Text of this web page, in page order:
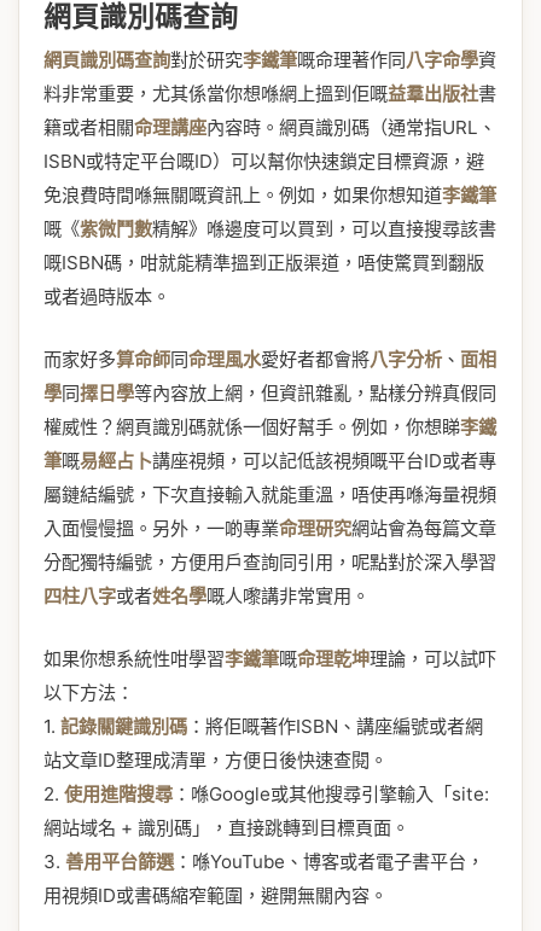
網頁識別碼查詢
網頁識別碼查詢對於研究李鐵筆嘅命理著作同八字命學資
料非常重要，尤其係當你想喺網上搵到佢嘅益羣出版社書
籍或者相關命理講座內容時。網頁識別碼（通常指URL、
ISBN或特定平台嘅ID）可以幫你快速鎖定目標資源，避
免浪費時間喺無關嘅資訊上。例如，如果你想知道李鐵筆
嘅《紫微鬥數精解》喺邊度可以買到，可以直接搜尋該書
嘅ISBN碼，咁就能精準搵到正版渠道，唔使驚買到翻版
或者過時版本。
而家好多算命師同命理風水愛好者都會將八字分析 、 面相
學同擇日學等內容放上網，但資訊雜亂，點樣分辨真假同
權威性？網頁識別碼就係一個好幫手。例如，你想睇李鐵
筆嘅易經占卜講座視頻，可以記低該視頻嘅平台ID或者專
屬鏈結編號，下次直接輸入就能重溫，唔使再喺海量視頻
入面慢慢搵。另外，一啲專業命理研究網站會為每篇文章
分配獨特編號，方便用戶查詢同引用，呢點對於深入學習
四柱八字或者姓名學嘅人嚟講非常實用。
如果你想系統性咁學習李鐵筆嘅命理乾坤理論，可以試吓
以下方法：
1. 記錄關鍵識別碼 ：將佢嘅著作ISBN、講座編號或者網
站文章ID整理成清單，方便日後快速查閱。
2. 使用進階搜尋 ：喺Google或其他搜尋引擎輸入「site:
網站域名 + 識別碼」，直接跳轉到目標頁面。
3. 善用平台篩選 ：喺YouTube、博客或者電子書平台，
用視頻ID或書碼縮窄範圍，避開無關內容。